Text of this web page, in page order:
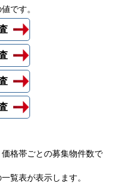
です。
格帯ごとの募集物件数で
覧表が表示します。